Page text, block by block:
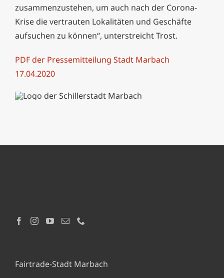
zusammenzustehen, um auch nach der Corona-
Krise die vertrauten Lokalitäten und Geschäfte
aufsuchen zu können“, unterstreicht Trost.
PDF der Pressemitteilung Stadt Marbach
17.04.2020
Fairtrade-Stadt Marbach